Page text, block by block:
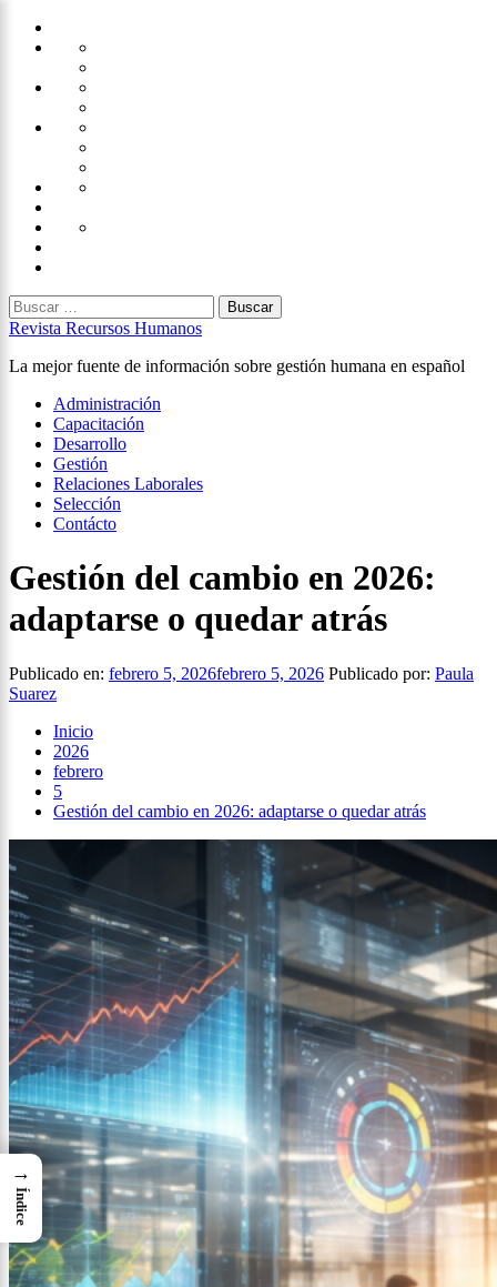
Saltar
Administración
Capacitación
Desarrollo
Gestión
Laborales
Selección
Buscar:
Revista Recursos Humanos
La mejor fuente de información sobre gestión humana en español
Menú
principal
Administración
Capacitación
Desarrollo
Gestión
Relaciones Laborales
Selección
Contácto
Gestión del cambio en 2026:
adaptarse o quedar atrás
Publicado en: febrero 5, 2026febrero 5, 2026 Publicado por: Paula
Suarez
Inicio
2026
febrero
5
Gestión del cambio en 2026: adaptarse o quedar atrás
→
Índice